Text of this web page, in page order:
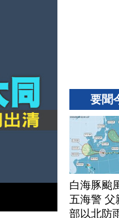
要聞
白海豚颱
五海警 父
部以北防